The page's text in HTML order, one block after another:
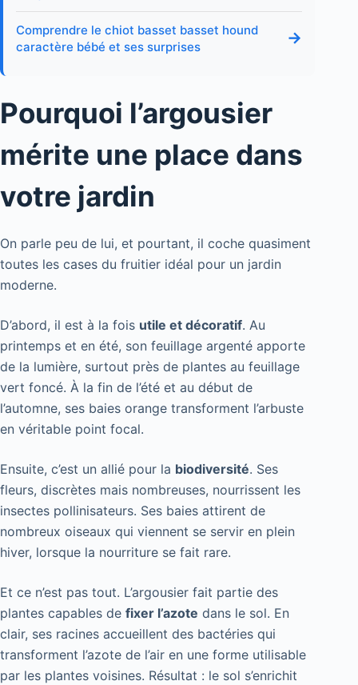
Comprendre le chiot basset basset hound
caractère bébé et ses surprises
→
Pourquoi l’argousier
mérite une place dans
votre jardin
On parle peu de lui, et pourtant, il coche quasiment
toutes les cases du fruitier idéal pour un jardin
moderne.
D’abord, il est à la fois utile et décoratif. Au
printemps et en été, son feuillage argenté apporte
de la lumière, surtout près de plantes au feuillage
vert foncé. À la fin de l’été et au début de
l’automne, ses baies orange transforment l’arbuste
en véritable point focal.
Ensuite, c’est un allié pour la biodiversité. Ses
fleurs, discrètes mais nombreuses, nourrissent les
insectes pollinisateurs. Ses baies attirent de
nombreux oiseaux qui viennent se servir en plein
hiver, lorsque la nourriture se fait rare.
Et ce n’est pas tout. L’argousier fait partie des
plantes capables de fixer l’azote dans le sol. En
clair, ses racines accueillent des bactéries qui
transforment l’azote de l’air en une forme utilisable
par les plantes voisines. Résultat : le sol s’enrichit